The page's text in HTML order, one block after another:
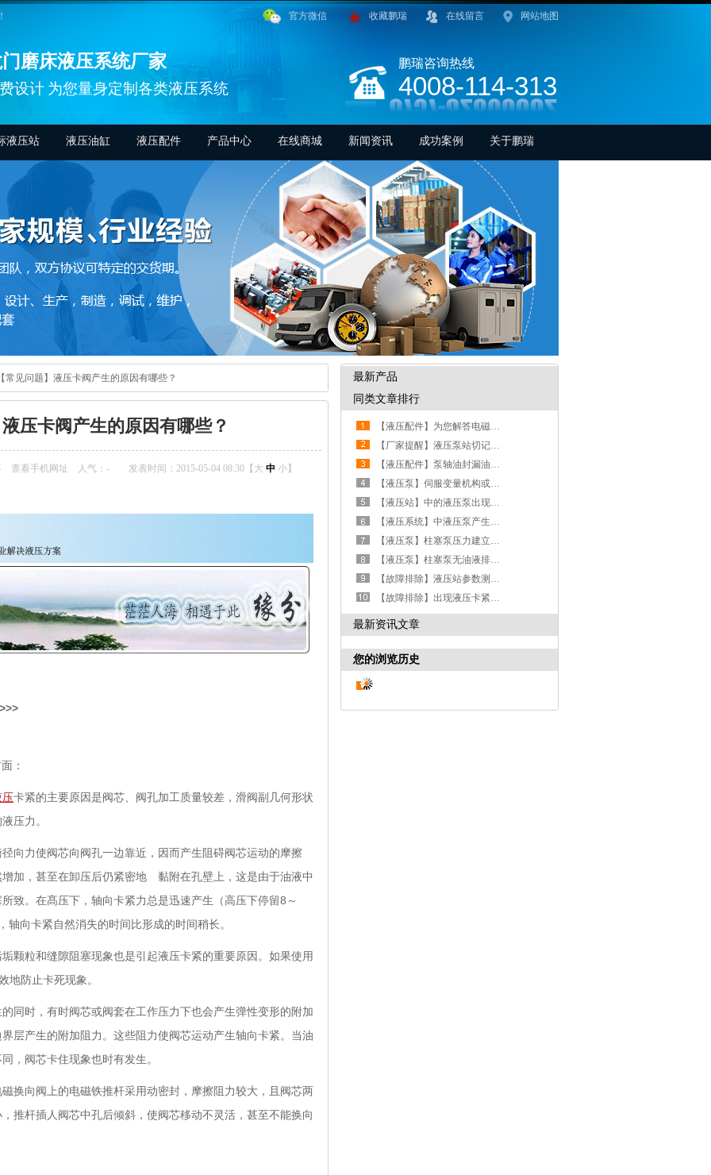
官方微信 收藏鹏瑞 在线留言 网站地图
磨床液压系统厂家
设计 为您量身定制各类液压系统
鹏瑞咨询热线
4008-114-313
液压站 液压油缸 液压配件 产品中心 在线商城 新闻资讯 成功案例 关于鹏瑞
常见问题】液压卡阀产生的原因有哪些？
压卡阀产生的原因有哪些？
查看手机网址 人气： - 发表时间：2015-05-04 08:30【 大 中 小】
：
压卡紧的主要原因是阀芯、阀孔加工质量较差，滑阀副几何形状
压力。
力使阀芯向阀孔一边靠近，因而产生阻碍阀芯运动的摩擦
加，甚至在卸压后仍紧密地 黏附在孔壁上，这是由于油液中
致。在髙压下，轴向卡紧力总是迅速产生（高压下停留8～
向卡紧自然消失的时间比形成的时间稍长。
颗粒和缝隙阻塞现象也是引起液压卡紧的重要原因。如果使用
地防止卡死现象。
同时，有时阀芯或阀套在工作压力下也会产生弹性变形的附加
层产生的附加阻力。这些阻力使阀芯运动产生轴向卡紧。当油
，阀芯卡住现象也时有发生。
换向阀上的电磁铁推杆采用动密封，摩擦阻力较大，且阀芯两
推杆插人阀芯中孔后倾斜，使阀芯移动不灵活，甚至不能换向
最新产品
同类文章排行
【液压配件】为您解答电磁换向阀常见的6大问题
【厂家提醒】液压泵站切记不可随意换件修理
【液压配件】泵轴油封漏油，有哪几个原因？
【液压泵】伺服变量机构或压力补偿机构失灵，泵不能变量
【液压站】中的液压泵出现异常并发热时，如何是好？
【液压系统】中液压泵产生噪音过大，影响的主要原因有哪些？
【液压泵】柱塞泵压力建立不起来或输出的压力不足时，该怎么办？
【液压泵】柱塞泵无油液排出或输出的流量不够时，该怎么办？
【故障排除】液压站参数测量法故障诊断系统实例
【故障排除】出现液压卡紧现象，可以采取什么样的措施？
最新资讯文章
您的浏览历史